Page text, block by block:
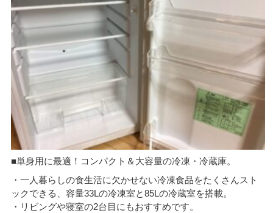
■単身用に最適！コンパクト＆大容量の冷凍・冷蔵庫。
・一人暮らしの食生活に欠かせない冷凍食品をたくさんスト
ックできる、容量33Lの冷凍室と85Lの冷蔵室を搭載。
・リビングや寝室の2台目にもおすすめです。